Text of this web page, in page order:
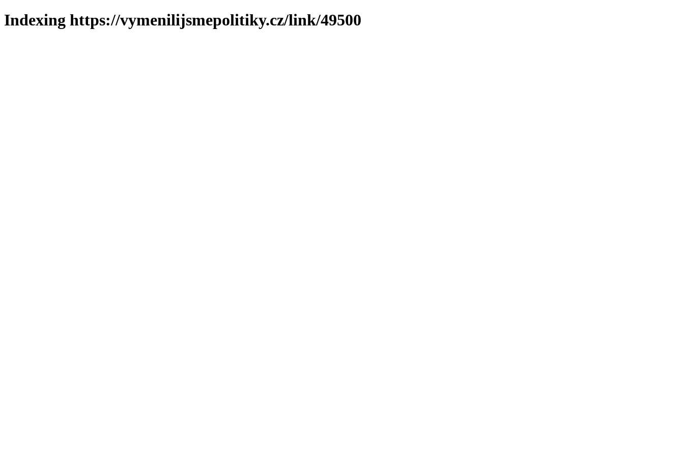
Indexing https://vymenilijsmepolitiky.cz/link/49500